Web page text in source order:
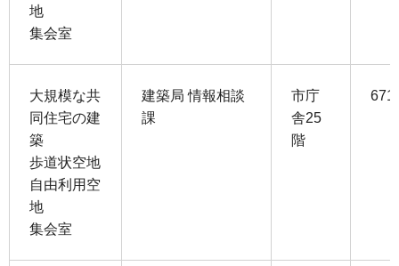
地
集会室
大規模な共
同住宅の建
築
歩道状空地
自由利用空
地
集会室
建築局 情報相談
課
市庁
舎25
階